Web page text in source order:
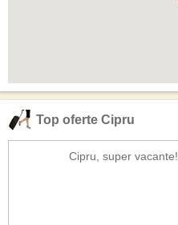
Top oferte Cipru
Cipru, super vacante!